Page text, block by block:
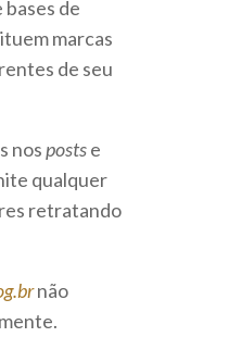
de
marcas
de seu
nospostse
qualquer
retratando
não